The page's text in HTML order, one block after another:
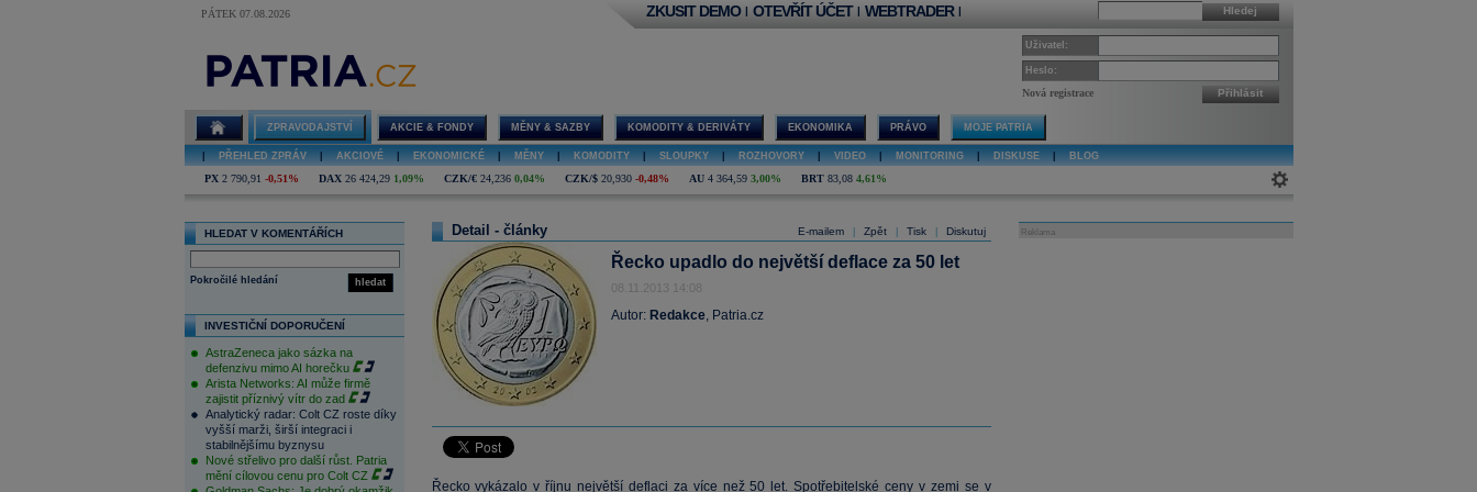
PÁTEK 07.08.2026 Hledej
ZKUSIT DEMO | OTEVŘÍT ÚČET | WEBTRADER |
Uživatel:
Heslo:
Nová registrace Přihlásit
ZPRAVODAJSTVÍ AKCIE & FONDY MĚNY & SAZBY KOMODITY & DERIVÁTY EKONOMIKA PRÁVO MOJE PATRIA
PŘEHLED ZPRÁV AKCIOVÉ EKONOMICKÉ MĚNY KOMODITY SLOUPKY ROZHOVORY VIDEO MONITORING DISKUSE BLOG
PX 2 790,91 -0,51% DAX 26 424,29 1,09% CZK/€ 24,236 0,04% CZK/$ 20,930 -0,48% AU 4 364,59 3,00% BRT 83,08 4,61%
HLEDAT V KOMENTÁŘÍCH
hledat
Pokročilé hledání
INVESTIČNÍ DOPORUČENÍ
AstraZeneca jako sázka na
defenzivu mimo AI horečku
Arista Networks: AI může firmě
zajistit příznivý vítr do zad
Analytický radar: Colt CZ roste díky
vyšší marži, širší integraci i
stabilnějšímu byznysu
Nové střelivo pro další růst. Patria
mění cílovou cenu pro Colt CZ
E-mailem Zpět Tisk Diskutuj
Detail - články
Řecko upadlo do největší deflace za 50 let
08.11.2013 14:08
Autor: Redakce, Patria.cz
Řecko vykázalo v říjnu největší deflaci za více než 50 let.Spotřebitelské ceny v zemi se v
Reklama